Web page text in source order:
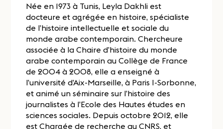
Née en 1973 à Tunis, Leyla Dakhli est
docteure et agrégée en histoire, spécialiste
de l’histoire intellectuelle et sociale du
monde arabe contemporain. Chercheure
associée à la Chaire d’histoire du monde
arabe contemporain au Collège de France
de 2004 à 2008, elle a enseigné à
l’université d’Aix-Marseille, à Paris I-Sorbonne,
et animé un séminaire sur l’histoire des
journalistes à l’Ecole des Hautes études en
sciences sociales. Depuis octobre 2012, elle
est Chargée de recherche au CNRS, et